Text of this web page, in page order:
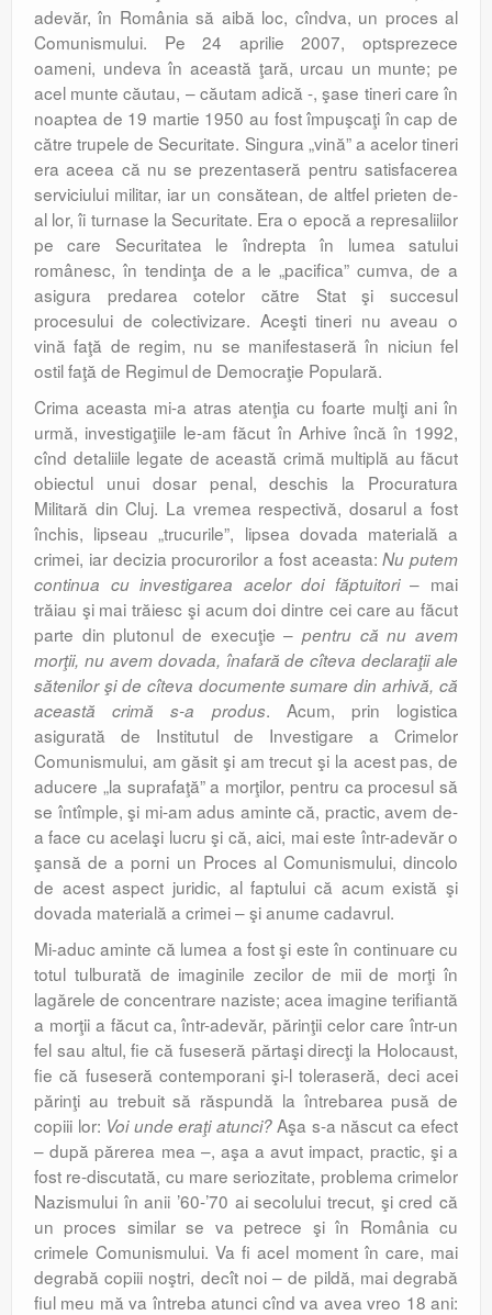
adevăr, în România să aibă loc, cîndva, un proces al
Comunismului. Pe 24 aprilie 2007, optsprezece
oameni, undeva în această ţară, urcau un munte; pe
acel munte căutau, – căutam adică -, şase tineri care în
noaptea de 19 martie 1950 au fost împuşcaţi în cap de
către trupele de Securitate. Singura „vină” a acelor tineri
era aceea că nu se prezentaseră pentru satisfacerea
serviciului militar, iar un consătean, de altfel prieten de-
al lor, îi turnase la Securitate. Era o epocă a represaliilor
pe care Securitatea le îndrepta în lumea satului
românesc, în tendinţa de a le „pacifica” cumva, de a
asigura predarea cotelor către Stat şi succesul
procesului de colectivizare. Aceşti tineri nu aveau o
vină faţă de regim, nu se manifestaseră în niciun fel
ostil faţă de Regimul de Democraţie Populară.
Crima aceasta mi-a atras atenţia cu foarte mulţi ani în
urmă, investigaţiile le-am făcut în Arhive încă în 1992,
cînd detaliile legate de această crimă multiplă au făcut
obiectul unui dosar penal, deschis la Procuratura
Militară din Cluj. La vremea respectivă, dosarul a fost
închis, lipseau „trucurile”, lipsea dovada materială a
crimei, iar decizia procurorilor a fost aceasta: Nu putem
continua cu investigarea acelor doi făptuitori– mai
trăiau şi mai trăiesc şi acum doi dintre cei care au făcut
parte din plutonul de execuţie – pentru că nu avem
morţii, nu avem dovada, înafară de cîteva declaraţii ale
sătenilor şi de cîteva documente sumare din arhivă, că
această crimă s-a produs. Acum, prin logistica
asigurată de Institutul de Investigare a Crimelor
Comunismului, am găsit şi am trecut şi la acest pas, de
aducere „la suprafaţă” a morţilor, pentru ca procesul să
se întîmple, şi mi-am adus aminte că, practic, avem de-
a face cu acelaşi lucru şi că, aici, mai este într-adevăr o
şansă de a porni un Proces al Comunismului, dincolo
de acest aspect juridic, al faptului că acum există şi
dovada materială a crimei – şi anume cadavrul.
Mi-aduc aminte că lumea a fost şi este în continuare cu
totul tulburată de imaginile zecilor de mii de morţi în
lagărele de concentrare naziste; acea imagine terifiantă
a morţii a făcut ca, într-adevăr, părinţii celor care într-un
fel sau altul, fie că fuseseră părtaşi direcţi la Holocaust,
fie că fuseseră contemporani şi-l toleraseră, deci acei
părinţi au trebuit să răspundă la întrebarea pusă de
copiii lor: Voi unde eraţi atunci?Aşa s-a născut ca efect
– după părerea mea –, aşa a avut impact, practic, şi a
fost re-discutată, cu mare seriozitate, problema crimelor
Nazismului în anii ’60-’70 ai secolului trecut, şi cred că
un proces similar se va petrece şi în România cu
crimele Comunismului. Va fi acel moment în care, mai
degrabă copiii noştri, decît noi – de pildă, mai degrabă
fiul meu mă va întreba atunci cînd va avea vreo 18 ani: